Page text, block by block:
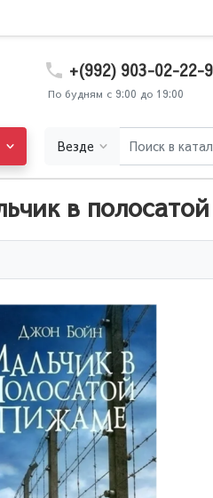
+(992) 903-02-22-
По будням с 9:00 до 19:00
Везде
в